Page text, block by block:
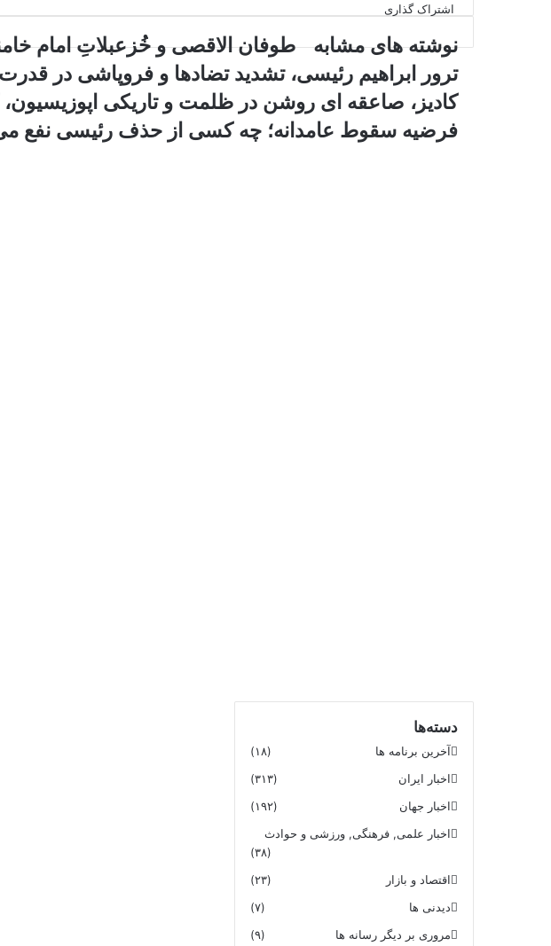
اشتراک گذاری
از
ایمیل
نوشته های مشابه
طوفان الاقصی و خُزعبلاتِ امام
ترور ابراهیم رئیسی، تشدید تضادها و فروپاشی در
کادیز، صاعقه ای روشن در ظلمت و تاریکی
فرضیه سقوط عامدانه؛ چه کسی از حذف رئیسی نفع
دسته‌ها
آخرین برنامه ها
(۱۸)
اخبار ایران
(۳۱۳)
اخبار جهان
(۱۹۲)
اخبار علمی, فرهنگی, ورزشی و حوادث
(۳۸)
اقتصاد و بازار
(۲۳)
دیدنی ها
(۷)
مروری بر دیگر رسانه ها
(۹)